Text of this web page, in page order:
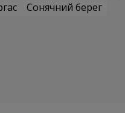
Сонячний берег